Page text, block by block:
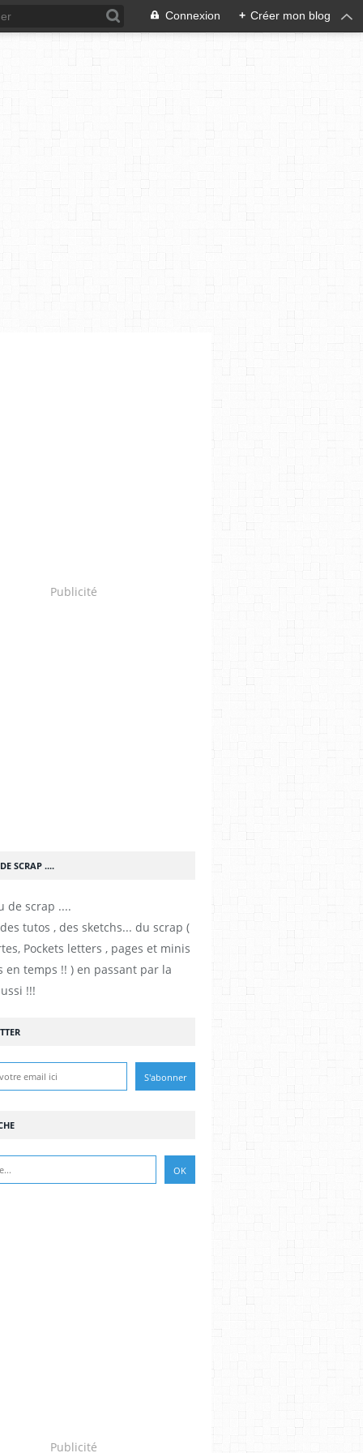
Connexion + Créer mon blog
Publicité
SCRAP ....
tutos , des sketchs... du scrap (
Pockets letters , pages et minis
en temps !! ) en passant par la
!!!
Publicité